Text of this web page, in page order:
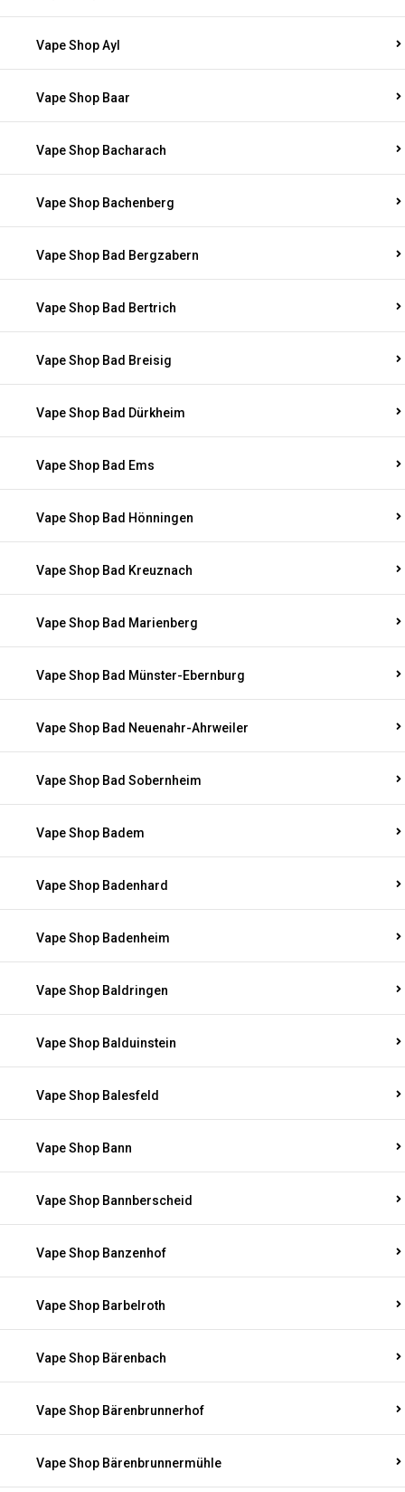
Vape Shop Ayl
Vape Shop Baar
Vape Shop Bacharach
Vape Shop Bachenberg
Vape Shop Bad Bergzabern
Vape Shop Bad Bertrich
Vape Shop Bad Breisig
Vape Shop Bad Dürkheim
Vape Shop Bad Ems
Vape Shop Bad Hönningen
Vape Shop Bad Kreuznach
Vape Shop Bad Marienberg
Vape Shop Bad Münster-Ebernburg
Vape Shop Bad Neuenahr-Ahrweiler
Vape Shop Bad Sobernheim
Vape Shop Badem
Vape Shop Badenhard
Vape Shop Badenheim
Vape Shop Baldringen
Vape Shop Balduinstein
Vape Shop Balesfeld
Vape Shop Bann
Vape Shop Bannberscheid
Vape Shop Banzenhof
Vape Shop Barbelroth
Vape Shop Bärenbach
Vape Shop Bärenbrunnerhof
Vape Shop Bärenbrunnermühle